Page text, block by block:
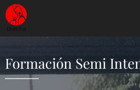
Formación Semi